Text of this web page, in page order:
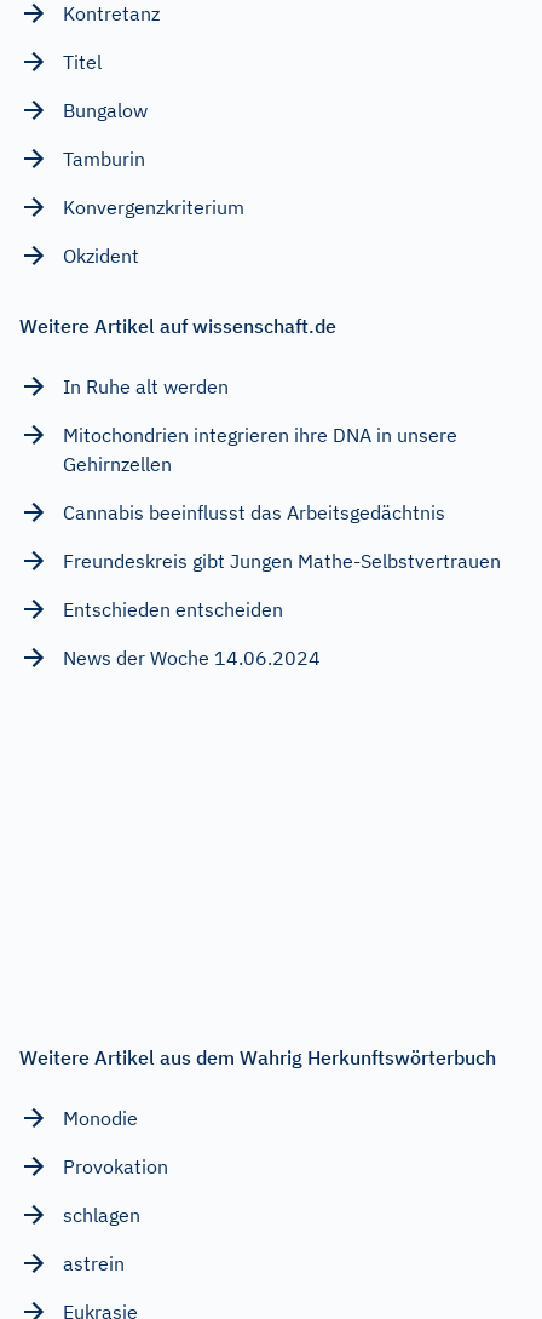
Kontretanz
Titel
Bungalow
Tamburin
Konvergenzkriterium
Okzident
Weitere Artikel auf wissenschaft.de
In Ruhe alt werden
Mitochondrien integrieren ihre DNA in unsere
Gehirnzellen
Cannabis beeinflusst das Arbeitsgedächtnis
Freundeskreis gibt Jungen Mathe-Selbstvertrauen
Entschieden entscheiden
News der Woche 14.06.2024
Weitere Artikel aus dem Wahrig Herkunftswörterbuch
Monodie
Provokation
schlagen
astrein
Eukrasie